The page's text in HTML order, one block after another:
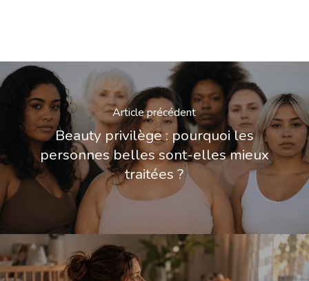
Article précédent
Beauty privilège : pourquoi les
personnes belles sont-elles mieux
traitées ?